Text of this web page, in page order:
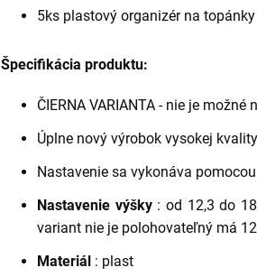
5ks plastový organizér na topánky
Špecifikácia produktu:
ČIERNA VARIANTA - nie je
Úplne nový výrobok vysokej kvality
Nastavenie sa vykonáva
Nastavenie výšky: od 12,3 do
variant nie je polohovateľný má
Materiál : plast